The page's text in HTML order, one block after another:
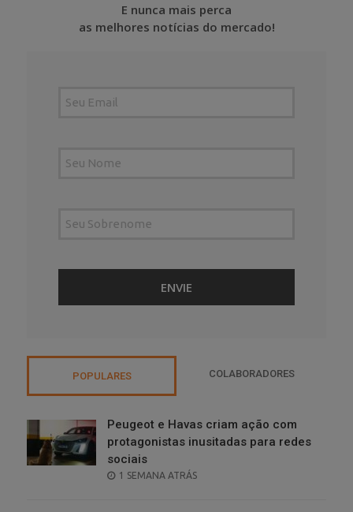
E nunca mais perca
as melhores notícias do mercado!
POPULARES COLABORADORES
Peugeot e Havas criam ação com
protagonistas inusitadas para redes
sociais
POSTED
1 SEMANA ATRÁS